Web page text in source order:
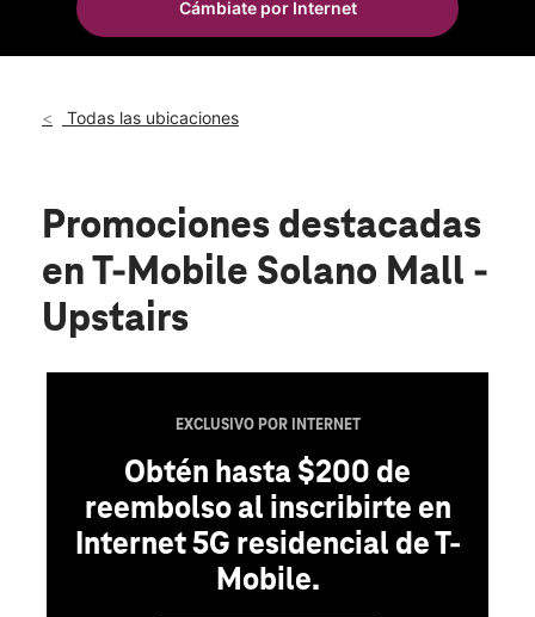
Sáb.:
10:00 a.m. a 8:00 p.m.
1350 Travis Blvd S-5 Fairfield, CA 94533
Cámbiate por Internet
Todas las ubicaciones
Promociones destacadas
en T-Mobile Solano Mall -
Upstairs
EXCLUSIVO POR INTERNET
Obtén hasta $200 de
reembolso al inscribirte en
Internet 5G residencial de T-
Mobile.